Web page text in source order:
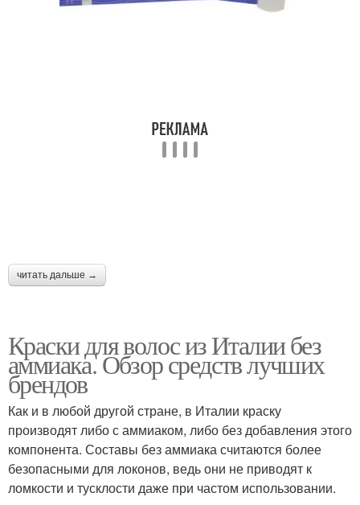
читать дальше →
Краски для волос из Италии без
аммиака. Обзор средств лучших
брендов
Как и в любой другой стране, в Италии краску
производят либо с аммиаком, либо без добавления этого
компонента. Составы без аммиака считаются более
безопасными для локонов, ведь они не приводят к
ломкости и тусклости даже при частом использовании.